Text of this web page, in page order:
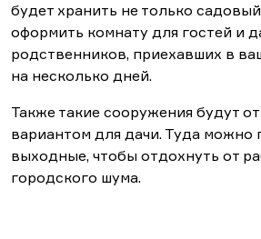
будет хранить не только
оформить комнату для гостей и
родственников, приехавших в
на несколько дней.
Также такие сооружения будут
вариантом для дачи. Туда можно
выходные, чтобы отдохнуть от
городского шума.